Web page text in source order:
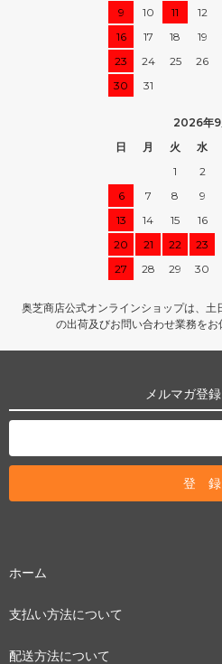
9
10 11 12
16
17 18 19
23
24 25 26
30
31
2026年9
日
月 火 水
1
2
6
7 8 9
13
14 15 16
20
21 22 23
27
28 29 30
奥芝商店公式オンラインショップは、
の出荷及びお問い合わせ業務をお
メルマガ登
ホーム
支払い方法について
配送方法について